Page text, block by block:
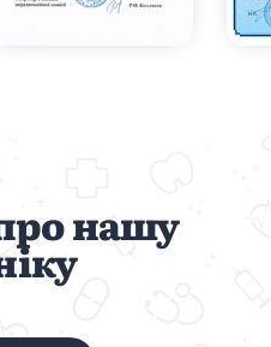
нашу